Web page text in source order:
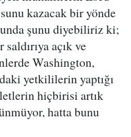
kazacak bir yönde
şunu diyebiliriz ki;
açık ve
Washington,
yetkililerin yaptığı
hiçbirisi artık
hatta bunu